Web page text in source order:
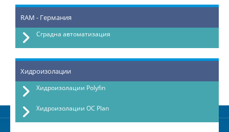
RAM - Германия
Сградна автоматизация
Хидроизолации
Хидроизолации Polyfin
Хидроизолации OC Plan